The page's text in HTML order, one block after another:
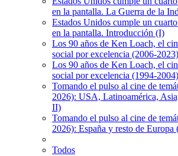
en la pantalla. La Guerra de la
Estados Unidos cumple un
en la pantalla. Introducción (I)
Los 90 años de Ken Loach, el
social por excelencia (2006-
Los 90 años de Ken Loach, el
social por excelencia (1994-
Tomando el pulso al cine de
2026): USA, Latinoamérica,
II)
Tomando el pulso al cine de
2026): España y resto de Europa
Todos